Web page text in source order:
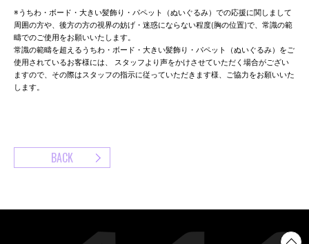
※うちわ・ボード・大きい髪飾り・パペット（ぬいぐるみ）での応援に関しまして
周囲の方や、後方の方の視界の妨げ・迷惑にならない程度(胸の位置)で、常識の範
疇でのご使用をお願いいたします。
常識の範疇を超えるうちわ・ボード・大きい髪飾り・パペット（ぬいぐるみ）をご
使用されているお客様には、 スタッフより声をかけさせていただく場合がござい
ますので、その際はスタッフの指示に従っていただきます様、ご協力をお願いいた
します。
BACK